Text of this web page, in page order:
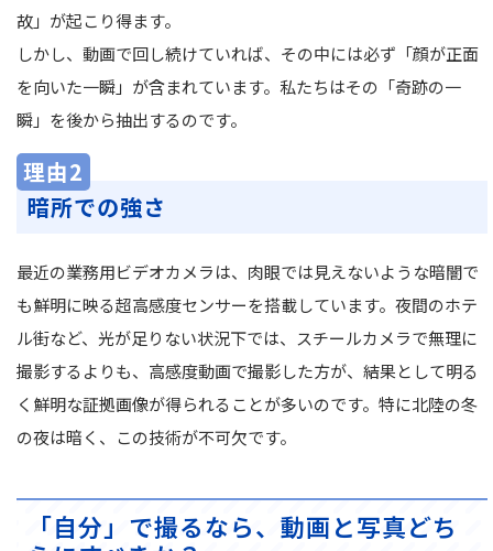
故」が起こり得ます。
しかし、動画で回し続けていれば、その中には必ず「顔が正面
を向いた一瞬」が含まれています。私たちはその「奇跡の一
瞬」を後から抽出するのです。
理由2
暗所での強さ
最近の業務用ビデオカメラは、肉眼では見えないような暗闇で
も鮮明に映る超高感度センサーを搭載しています。夜間のホテ
ル街など、光が足りない状況下では、スチールカメラで無理に
撮影するよりも、高感度動画で撮影した方が、結果として明る
く鮮明な証拠画像が得られることが多いのです。特に北陸の冬
の夜は暗く、この技術が不可欠です。
「自分」で撮るなら、動画と写真どち